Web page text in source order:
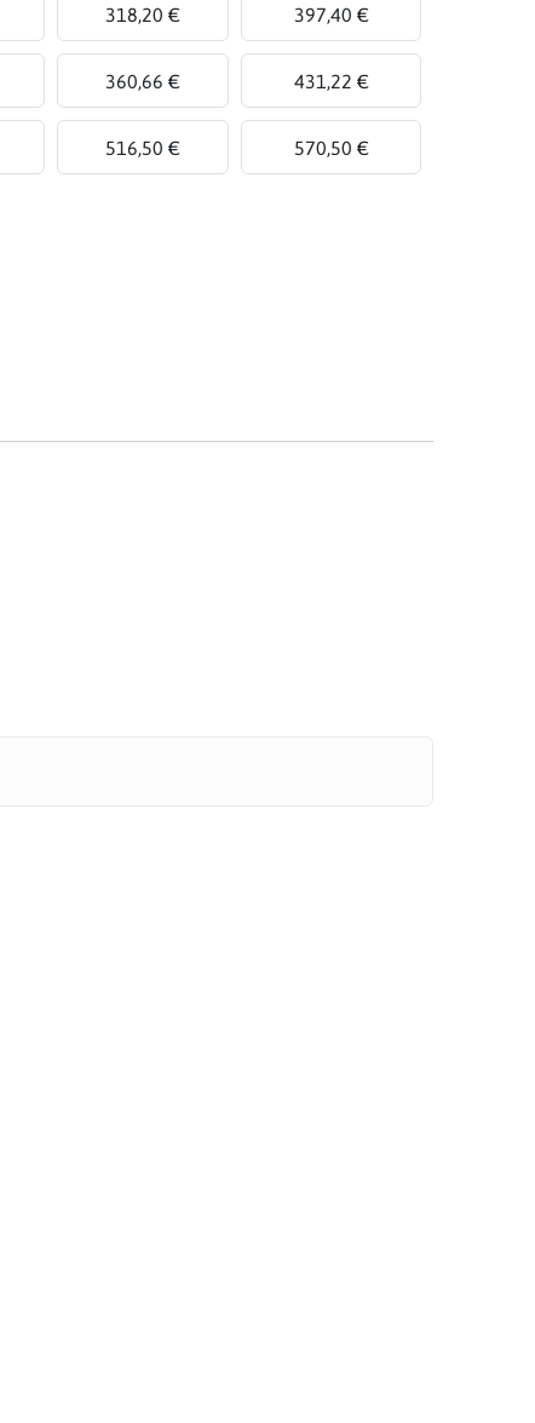
318,20 € 397,40 €
360,66 € 431,22 €
516,50 € 570,50 €